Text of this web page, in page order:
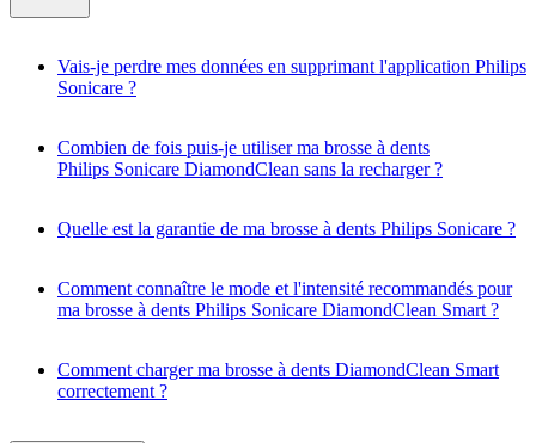
Vais-je perdre mes données en supprimant l'application Philips
Sonicare ?
Combien de fois puis-je utiliser ma brosse à dents
Philips Sonicare DiamondClean sans la recharger ?
Quelle est la garantie de ma brosse à dents Philips Sonicare ?
Comment connaître le mode et l'intensité recommandés pour
ma brosse à dents Philips Sonicare DiamondClean Smart ?
Comment charger ma brosse à dents DiamondClean Smart
correctement ?